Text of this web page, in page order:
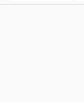
民享街(1) 學十一街
段